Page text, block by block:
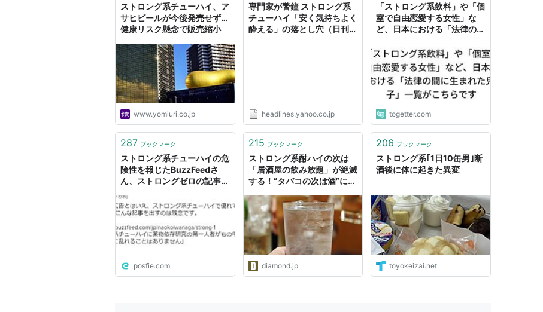
ストロング系チューハイ、ア
サヒビールが今後発売せず…
健康リスク懸念で販売縮小
www.yomiuri.co.jp
専門家が警鐘 ストロング系
チューハイ「安く気持ちよく
酔える」の落とし穴（日刊ゲ
headlines.yahoo.co.jp
「ストロング系飲料」や「個
室で自由恋愛する女性」な
ど、日本における「法律の間
らです
togetter.com
287 ブックマーク
ストロング系チューハイの危
険性を報じたBuzzFeedさ
ん、ストロングゼロの記事広
posfie.com
215 ブックマーク
ストロング系酎ハイの次は
「居酒屋の飲み放題」が絶滅
する！“タバコの次は酒”に現
diamond.jp
206 ブックマーク
ストロング系｢1日10缶男｣断
酒後に体に起きた異変
toyokeizai.net